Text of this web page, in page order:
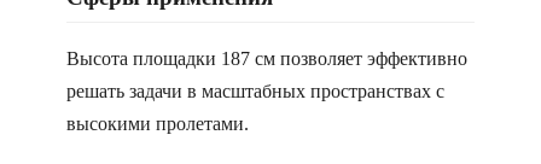
Высота площадки 187 см позволяет эффективно
решать задачи в масштабных пространствах с
высокими пролетами.